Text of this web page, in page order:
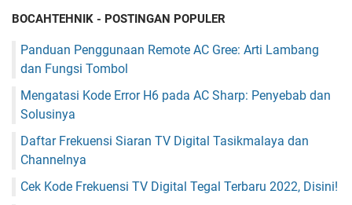
BOCAHTEHNIK - POSTINGAN POPULER
Panduan Penggunaan Remote AC Gree: Arti Lambang
dan Fungsi Tombol
Mengatasi Kode Error H6 pada AC Sharp: Penyebab dan
Solusinya
Daftar Frekuensi Siaran TV Digital Tasikmalaya dan
Channelnya
Cek Kode Frekuensi TV Digital Tegal Terbaru 2022, Disini!